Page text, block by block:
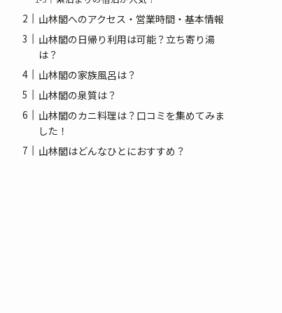
山林閣へのアクセス・営業時間・基本情報
山林閣の日帰り利用は可能？立ち寄り湯
は？
山林閣の家族風呂は？
山林閣の泉質は？
山林閣のカニ料理は？口コミを集めてみま
した！
山林閣はどんなひとにおすすめ？